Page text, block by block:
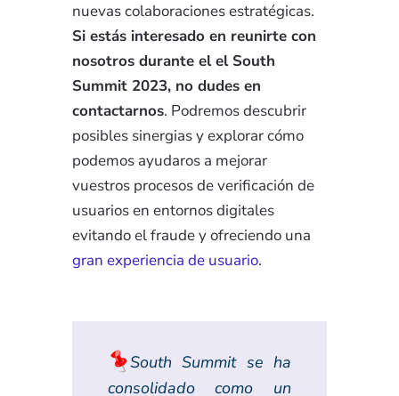
nuevas colaboraciones estratégicas.
Si estás interesado en reunirte con
nosotros durante el el South
Summit 2023, no dudes en
contactarnos. Podremos descubrir
posibles sinergias y explorar cómo
podemos ayudaros a mejorar
vuestros procesos de verificación de
usuarios en entornos digitales
evitando el fraude y ofreciendo una
gran experiencia de usuario.
South Summit se ha
consolidado como un